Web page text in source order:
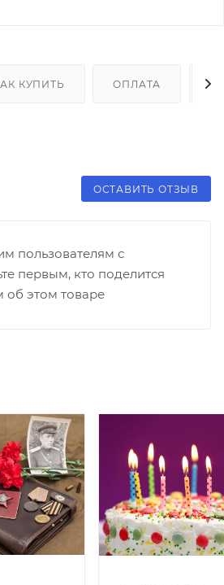
КУПИТЬ ОПЛАТА
ОСТАВИТЬ ОТЗЫВ
пользователям с
первым, кто поделится
этом товаре